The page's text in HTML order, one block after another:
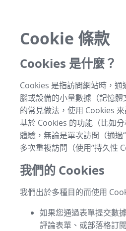
Cookie 條款
Cookies 是什麼？
Cookies 是指訪問網站時，
腦或設備的小量數據（記憶
的常見做法，使用 Cookies
基於 Cookies 的功能（比如
體驗，無論是單次訪問（通過
多次重複訪問（使用“持久性
我們的 Cookies
我們出於多種目的而使用
如果您通過表單提交數
評論表單、或部落格訂